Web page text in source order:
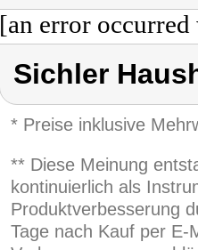
[an error
Sichler
* Preise inklusive
** Diese Meinung
kontinuierlich als
Produktverbesserung
Tage nach Kauf per E-